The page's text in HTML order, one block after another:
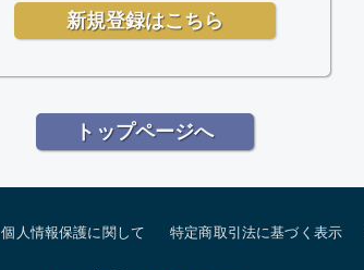
トップページへ
個人情報保護に関して 特定商取引法に基づく表示